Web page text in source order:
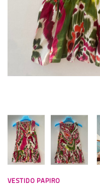
VESTIDO PAPIRO